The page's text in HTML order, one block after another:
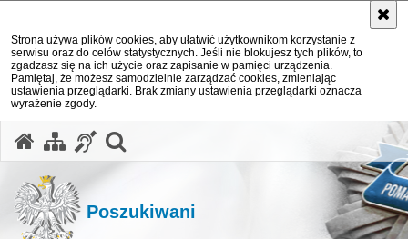
Strona używa plików cookies, aby ułatwić użytkownikom korzystanie z
serwisu oraz do celów statystycznych. Jeśli nie blokujesz tych plików, to
zgadzasz się na ich użycie oraz zapisanie w pamięci urządzenia.
Pamiętaj, że możesz samodzielnie zarządzać cookies, zmieniając
ustawienia przeglądarki. Brak zmiany ustawienia przeglądarki oznacza
wyrażenie zgody.
Poszukiwani